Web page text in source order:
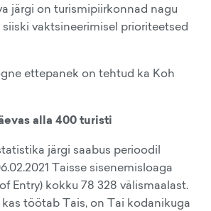
järgi on turismipiirkonnad nagu
vaktsineerimisel prioriteetsed
ettepanek on tehtud ka Koh
alla 400 turisti
järgi saabus perioodil
Taisse sisenemisloaga
Entry) kokku 78 328 välismaalast.
töötab Tais, on Tai kodanikuga